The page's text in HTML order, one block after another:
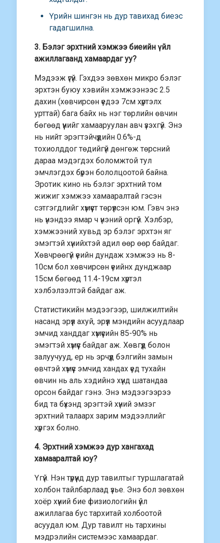
Үрийн шингэн нь дур тавихад биеэс
гадагшилна.
3. Бэлэг эрхтний хэмжээ биеийн үйл
ажиллагаанд хамаардаг уу?
Мэдээж үгүй. Гэхдээ зөвхөн микро бэлэг
эрхтэн буюу хэвийн хэмжээнээс 2.5
дахин (хөвчирсөн үедээ 7см хүртэлх
урттай) бага байх нь нэг төрлийн өвчин
бөгөөд үүнийг хамааруулан авч үзэхгүй. Энэ
нь нийт эрэгтэйчүүдийн 0.6%-д
тохиолддог төдийгүй дөнгөж төрсний
дараа мэдэгдэх боломжтой тул
эмчлэгдэх бүрэн бололцоотой байна.
Эротик кино нь бэлэг эрхтний том
жижиг хэмжээ хамааралтай гэсэн
сэтгэгдлийг хүмүүст төрүүлсэн юм. Гэвч энэ
нь үнэндээ ямар ч үнэний оргүй. Хэлбэр,
хэмжээний хувьд эр бэлэг эрхтэн яг
эмэгтэй хүнийхтэй адил өөр өөр байдаг.
Хөвчрөөгүй үеийн дундаж хэмжээ нь 8-
10см бол хөвчирсөн үеийнх дунджаар
15см бөгөөд 11.4-19см хүртэл
хэлбэлзэлтэй байдаг аж.
Статистикийн мэдээгээр, шилжилтийн
насанд эрүүл ахуй, эрүүл мэндийн асуудлаар
эмчид ханддаг хүмүүсийн 85-90% нь
эмэгтэй хүмүүс байдаг аж. Хөвгүүд болон
залуучууд, ер нь эрчүүд бэлгийн замын
өвчтэй хүмүүс эмчид хандах үед тухайн
өвчин нь аль хэдийнэ хүнд шатандаа
орсон байдаг гэнэ. Энэ мэдээгээрээ
бид та бүхэнд эрэгтэй хүний эмзэг
эрхтний талаарх зарим мэдээллийг
хүргэх болно.
4. Эрхтний хэмжээ дур хангахад
хамааралтай юу?
Үгүй. Нэн түрүүнд дур тавилтыг туршлагатай
холбон тайлбарлаад үзье. Энэ бол зөвхөн
хоёр хүний бие физиологийн үйл
ажиллагаа бус тархитай холбоотой
асуудал юм. Дур тавилт нь тархины
мэдрэлийн системээс хамаардаг.